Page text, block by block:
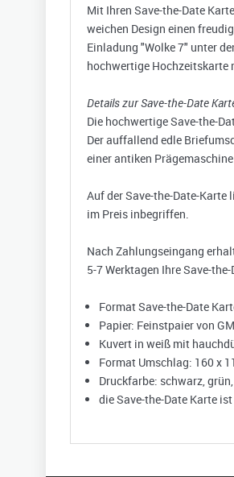
Mit Ihren Save-the-Date
weichen Design einen
Einladung "Wolke 7" unter
hochwertige Hochzeitskarte
Details zur Save-the-Date
Die hochwertige Save-the-
Der auffallend edle
einer antiken
Auf der Save-the-Date-
im Preis inbegriffen.
Nach Zahlungseingang
5-7 Werktagen Ihre Save-
Format Save-the-Date
Papier: Feinstpaier von
Kuvert in weiß mit
Format Umschlag: 160 x
Druckfarbe: schwarz,
die Save-the-Date Karte